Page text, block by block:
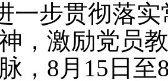
一步贯彻落
，激励党员
，8月15日至